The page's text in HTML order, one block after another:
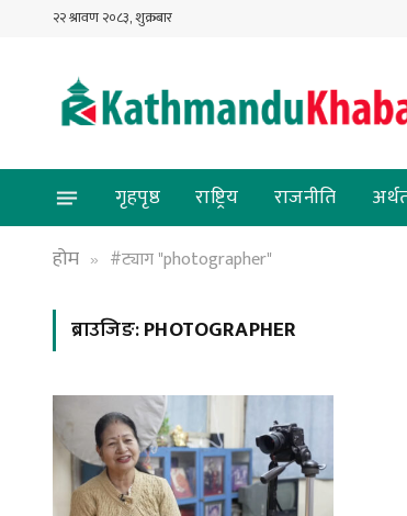
२२ श्रावण २०८३, शुक्रबार
गृहपृष्ठ राष्ट्रिय राजनीति
होम
» #ट्याग "photographer"
ब्राउजिङ:PHOTOGRAPHER